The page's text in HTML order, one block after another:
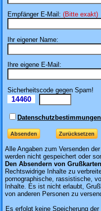
Empfänger E-Mail: (Bitte exakt)
Ihr eigener Name:
Ihre eigene E-Mail:
Sicherheitscode gegen Spam!
14460
Alle Angaben zum Versenden
werden nicht gespeichert oder
Den Absendern von
Rechtswidrige Inhalte zu
pornographische, rassistische,
Inhalte. Es ist nicht erlaubt,
von anderen Personen zu
Es erfolgt keine Speicherung